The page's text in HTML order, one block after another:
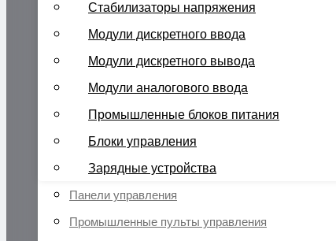
Стабилизаторы напряжения
Модули дискретного ввода
Модули дискретного вывода
Модули аналогового ввода
Промышленные блоков питания
Блоки управления
Зарядные устройства
Панели управления
Промышленные пульты управления